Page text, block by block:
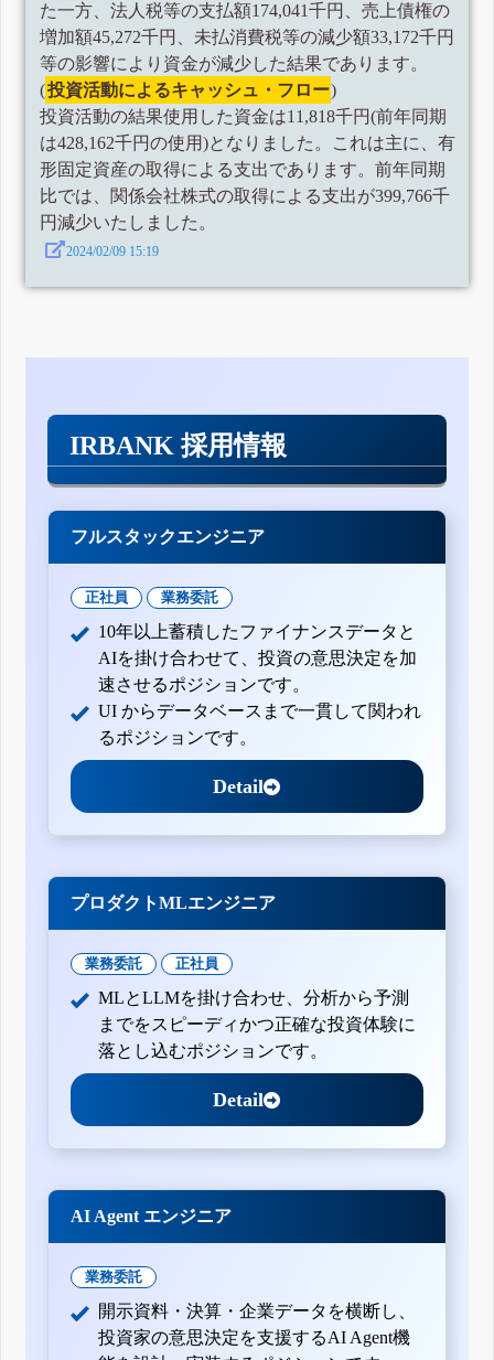
た一方、法人税等の支払額174,041千円、売上債権の
増加額45,272千円、未払消費税等の減少額33,172千円
等の影響により資金が減少した結果であります。
(投資活動によるキャッシュ・フロー)
投資活動の結果使用した資金は11,818千円(前年同期
は428,162千円の使用)となりました。これは主に、有
形固定資産の取得による支出であります。前年同期
比では、関係会社株式の取得による支出が399,766千
円減少いたしました。
2024/02/09 15:19
IRBANK 採用情報
フルスタックエンジニア
正社員 業務委託
10年以上蓄積したファイナンスデータと
AIを掛け合わせて、投資の意思決定を加
速させるポジションです。
UI からデータベースまで一貫して関われ
るポジションです。
Detail
プロダクトMLエンジニア
業務委託 正社員
MLとLLMを掛け合わせ、分析から予測
までをスピーディかつ正確な投資体験に
落とし込むポジションです。
Detail
AI Agent エンジニア
業務委託
開示資料・決算・企業データを横断し、
投資家の意思決定を支援するAI Agent機